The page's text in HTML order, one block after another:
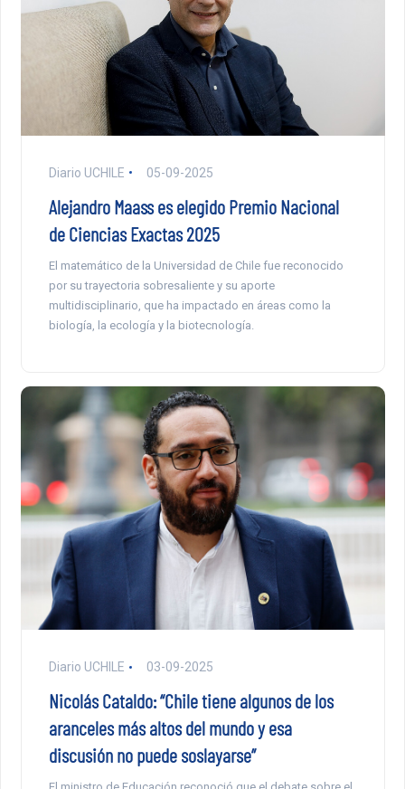
Diario UCHILE 05-09-2025
Alejandro Maass es elegido Premio Nacional
de Ciencias Exactas 2025
El matemático de la Universidad de Chile fue reconocido
por su trayectoria sobresaliente y su aporte
multidisciplinario, que ha impactado en áreas como la
biología, la ecología y la biotecnología.
Diario UCHILE 03-09-2025
Nicolás Cataldo: “Chile tiene algunos de los
aranceles más altos del mundo y esa
discusión no puede soslayarse”